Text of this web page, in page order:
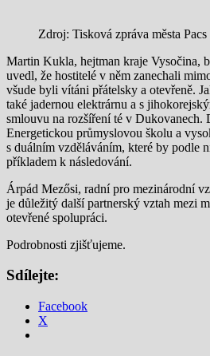
Zdroj: Tisková zpráva města Pacs
Martin Kukla, hejtman kraje Vysočina,
uvedl, že hostitelé v něm zanechali
všude byli vítáni přátelsky a otevřeně.
také jadernou elektrárnu a s
smlouvu na rozšíření té v Dukovanech.
Energetickou průmyslovou školu a
s duálním vzděláváním, které by podle
příkladem k následování.
Árpád Mezősi, radní pro mezinárodní
je důležitý další partnerský vztah mezi
otevřené spolupráci.
Podrobnosti zjišťujeme.
Sdílejte:
Facebook
X